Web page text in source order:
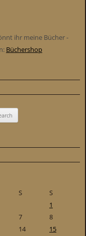
ihr meine Bücher -
Büchershop
S
S
1
7
8
14
15